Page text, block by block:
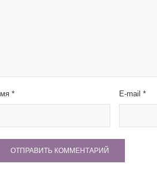
* E-mail*